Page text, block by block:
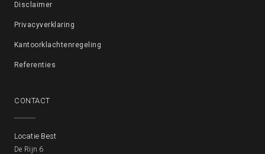
Disclaimer
Privacyverklaring
Kantoorklachtenregeling
Referenties
CONTACT
Locatie Best
De Rijn 6